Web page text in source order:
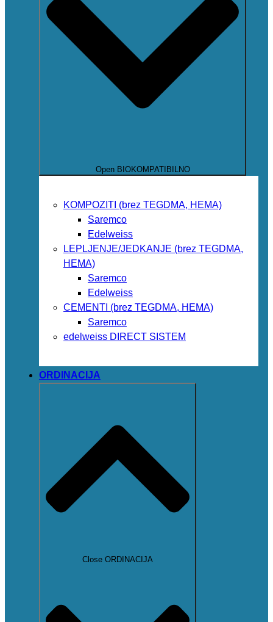
Open BIOKOMPATIBILNO
KOMPOZITI (brez TEGDMA, HEMA)
Saremco
Edelweiss
LEPLJENJE/JEDKANJE (brez TEGDMA,
HEMA)
Saremco
Edelweiss
CEMENTI (brez TEGDMA, HEMA)
Saremco
edelweiss DIRECT SISTEM
ORDINACIJA
Close ORDINACIJA